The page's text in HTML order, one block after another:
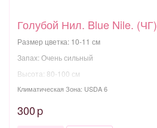
Голубой Нил. Blue Nile. (ЧГ)
Размер цветка: 10-11 см
Запах: Очень сильный
Высота: 80-100 см
Климатическая Зона: USDA 6
300 p